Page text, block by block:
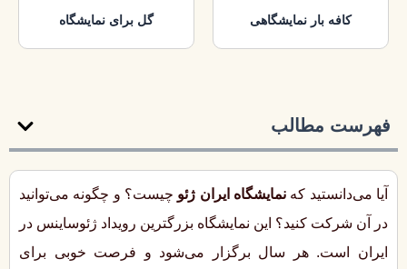
کافه بار نمایشگاهی گل برای نمایشگاه
فهرست مطالب
آیا می‌دانستید که نمایشگاه ایران ژئو چیست؟ و چگونه می‌توانید
در آن شرکت کنید؟ این نمایشگاه بزرگترین رویداد ژئوساینس در
ایران است. هر سال برگزار می‌شود و فرصت خوبی برای